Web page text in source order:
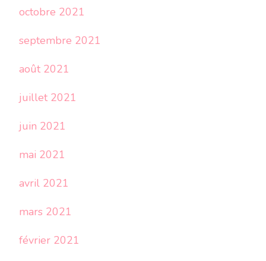
octobre 2021
septembre 2021
août 2021
juillet 2021
juin 2021
mai 2021
avril 2021
mars 2021
février 2021